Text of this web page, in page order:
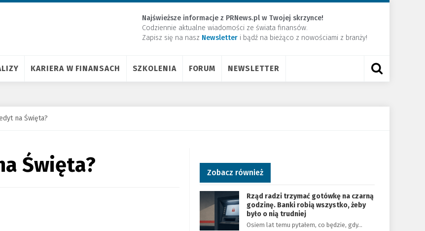
Najświeższe informacje z PRNews.pl w Twojej skrzynce!
Codziennie aktualne wiadomości ze świata finansów.
Zapisz się na nasz Newsletter ​i bądź na bieżąco z nowościami z branży!
KARIERA W FINANSACH SZKOLENIA FORUM NEWSLETTER
na Święta?
Święta? Zobacz również
Rząd radzi trzymać gotówkę na czarną
godzinę. Banki robią wszystko, żeby
było o nią trudniej
Osiem lat temu pytałem, co będzie, gdy…